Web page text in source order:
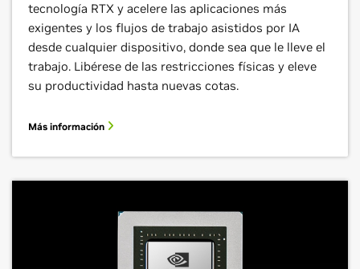
tecnología RTX y acelere las aplicaciones más
exigentes y los flujos de trabajo asistidos por IA
desde cualquier dispositivo, donde sea que le lleve el
trabajo. Libérese de las restricciones físicas y eleve
su productividad hasta nuevas cotas.
Más información